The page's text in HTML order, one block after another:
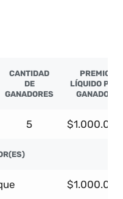
CANTIDAD
DE
GANADORES
PREMIO
LÍQUIDO POR
GANADOR
5 $1.000.000
$1.000.000